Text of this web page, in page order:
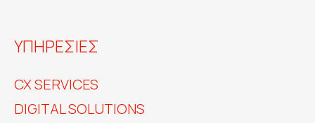
ΥΠΗΡΕΣΙΕΣ
CX SERVICES
DIGITAL SOLUTIONS